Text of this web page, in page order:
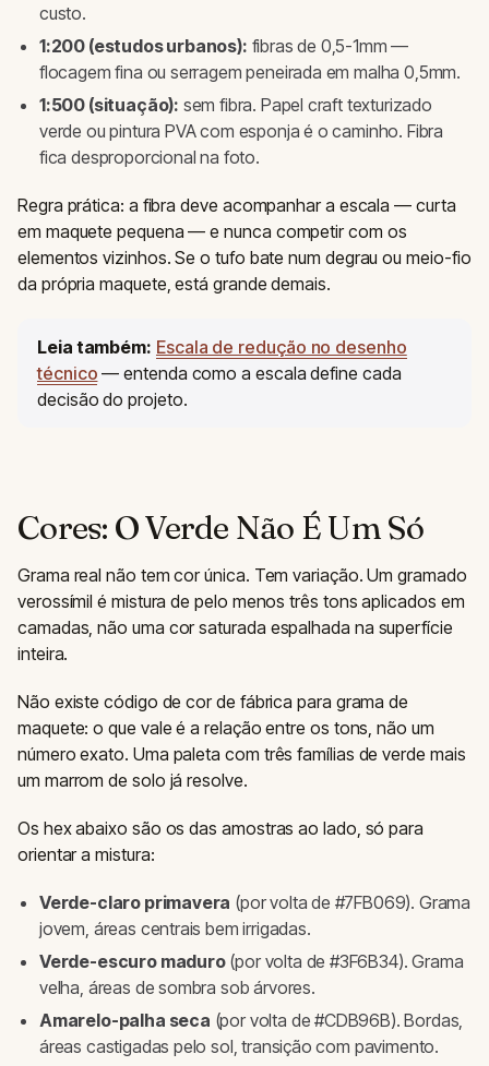
custo.
1:200 (estudos urbanos): fibras de 0,5-1mm —
flocagem fina ou serragem peneirada em malha 0,5mm.
1:500 (situação): sem fibra. Papel craft texturizado
verde ou pintura PVA com esponja é o caminho. Fibra
fica desproporcional na foto.
Regra prática: a fibra deve acompanhar a escala — curta
em maquete pequena — e nunca competir com os
elementos vizinhos. Se o tufo bate num degrau ou meio-fio
da própria maquete, está grande demais.
Leia também: Escala de redução no desenho
técnico — entenda como a escala define cada
decisão do projeto.
Cores: O Verde Não É Um Só
Grama real não tem cor única. Tem variação. Um gramado
verossímil é mistura de pelo menos três tons aplicados em
camadas, não uma cor saturada espalhada na superfície
inteira.
Não existe código de cor de fábrica para grama de
maquete: o que vale é a relação entre os tons, não um
número exato. Uma paleta com três famílias de verde mais
um marrom de solo já resolve.
Os hex abaixo são os das amostras ao lado, só para
orientar a mistura:
Verde-claro primavera (por volta de #7FB069). Grama
jovem, áreas centrais bem irrigadas.
Verde-escuro maduro(por volta de #3F6B34). Grama
velha, áreas de sombra sob árvores.
Amarelo-palha seca (por volta de #CDB96B). Bordas,
áreas castigadas pelo sol, transição com pavimento.